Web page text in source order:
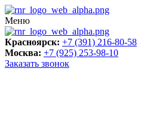
Меню
Красноярск: +7 (391) 216-80-58
Москва: +7 (925) 253-98-10
Заказать звонок